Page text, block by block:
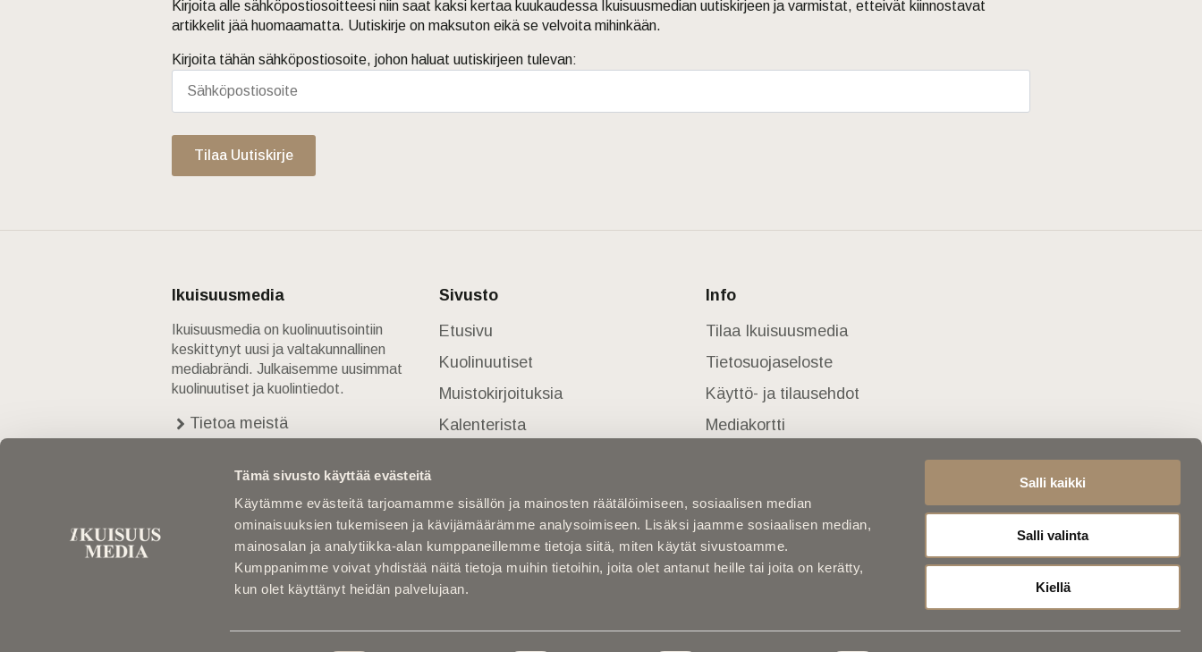
Tämä sivusto käyttää evästeitä
Käytämme evästeitä tarjoamamme sisällön ja mainosten räätälöimiseen, sosiaalisen median
ominaisuuksien tukemiseen ja kävijämäärämme analysoimiseen. Lisäksi jaamme sosiaalisen median,
mainosalan ja analytiikka-alan kumppaneillemme tietoja siitä, miten käytät sivustoamme.
Kumppanimme voivat yhdistää näitä tietoja muihin tietoihin, joita olet antanut heille tai joita on kerätty,
kun olet käyttänyt heidän palvelujaan.
Salli kaikki
Salli valinta
Kiellä
Kirjoita alle sähköpostiosoitteesi niin saat kaksi kertaa kuukaudessa Ikuisuusmedian uutiskirjeen ja varmistat, etteivät kiinnostavat
artikkelit jää huomaamatta. Uutiskirje on maksuton eikä se velvoita mihinkään.
Kirjoita tähän sähköpostiosoite, johon haluat uutiskirjeen tulevan:
Tilaa Uutiskirje
Ikuisuusmedia
Ikuisuusmedia on kuolinuutisointiin
keskittynyt uusi ja valtakunnallinen
mediabrändi. Julkaisemme uusimmat
kuolinuutiset ja kuolintiedot.
Tietoa meistä
Yhteystiedot
Sivusto
Etusivu
Kuolinuutiset
Muistokirjoituksia
Kalenterista
Kuolleita
Info
Tilaa Ikuisuusmedia
Tietosuojaseloste
Käyttö- ja tilausehdot
Mediakortti